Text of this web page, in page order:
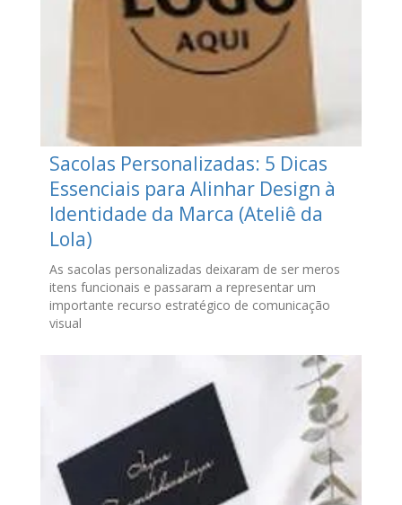
Sacolas Personalizadas: 5 Dicas
Essenciais para Alinhar Design à
Identidade da Marca (Ateliê da
Lola)
As sacolas personalizadas deixaram de ser meros
itens funcionais e passaram a representar um
importante recurso estratégico de comunicação
visual